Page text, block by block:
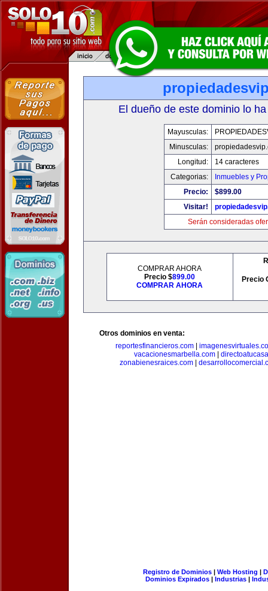
El dueño de este dominio lo
Mayusculas:
Minusculas:
Longitud:
14 caracteres
Categorias:
Inmuebles y
Precio:
$899.00
Visitar!
Serán consideradas
COMPRAR AHORA
Precio $899.00
COMPRAR AHORA
Precio
Otros dominios en venta:
reportesfinancieros.com
vacacionesmarbella.com
zonabienesraices.com
Registro de Dominios| Web Hosting |
Dominios Expirados | Industrias |